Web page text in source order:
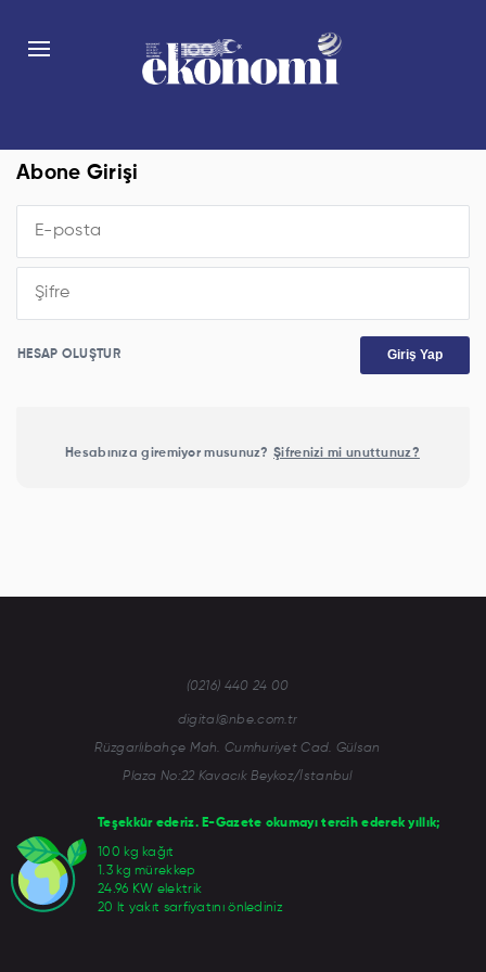
Abone Girişi
HESAP OLUŞTUR Giriş Yap
Hesabınıza giremiyor musunuz? Şifrenizi mi unuttunuz?
Teşekkür ederiz. E-Gazete okumayı tercih ederek yıllık;
100 kg kağıt
1.3 kg mürekkep
24.96 KW elektrik
20 lt yakıt sarfiyatını önlediniz
(0216) 440 24 00
digital@nbe.com.tr
Rüzgarlıbahçe Mah. Cumhuriyet Cad. Gülsan
Plaza No:22 Kavacık Beykoz/İstanbul